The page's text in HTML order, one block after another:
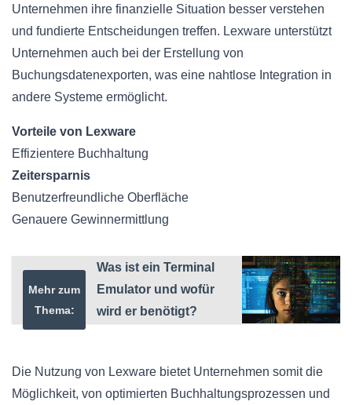
Unternehmen ihre finanzielle Situation besser verstehen
und fundierte Entscheidungen treffen. Lexware unterstützt
Unternehmen auch bei der Erstellung von
Buchungsdatenexporten, was eine nahtlose Integration in
andere Systeme ermöglicht.
Vorteile von Lexware
Effizientere Buchhaltung
Zeitersparnis
Benutzerfreundliche Oberfläche
Genauere Gewinnermittlung
Mehr zum
Thema:
Was ist ein Terminal
Emulator und wofür
wird er benötigt?
Die Nutzung von Lexware bietet Unternehmen somit die
Möglichkeit, von optimierten Buchhaltungsprozessen und